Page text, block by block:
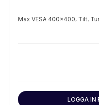
Max VESA 400x400, Tilt,
LOGGA IN